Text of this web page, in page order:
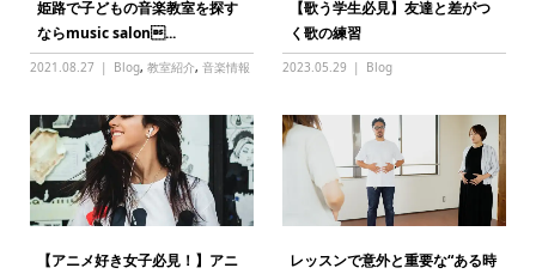
姫路で子どもの音楽教室を探す
ならmusic salon...
2021.08.27 Blog, 教室紹介, 音楽情報
【歌う学生必見】友達と差がつ
く歌の練習
2023.05.29 Blog
【アニメ好き女子必見！】アニ
レッスンで意外と重要な“ある時